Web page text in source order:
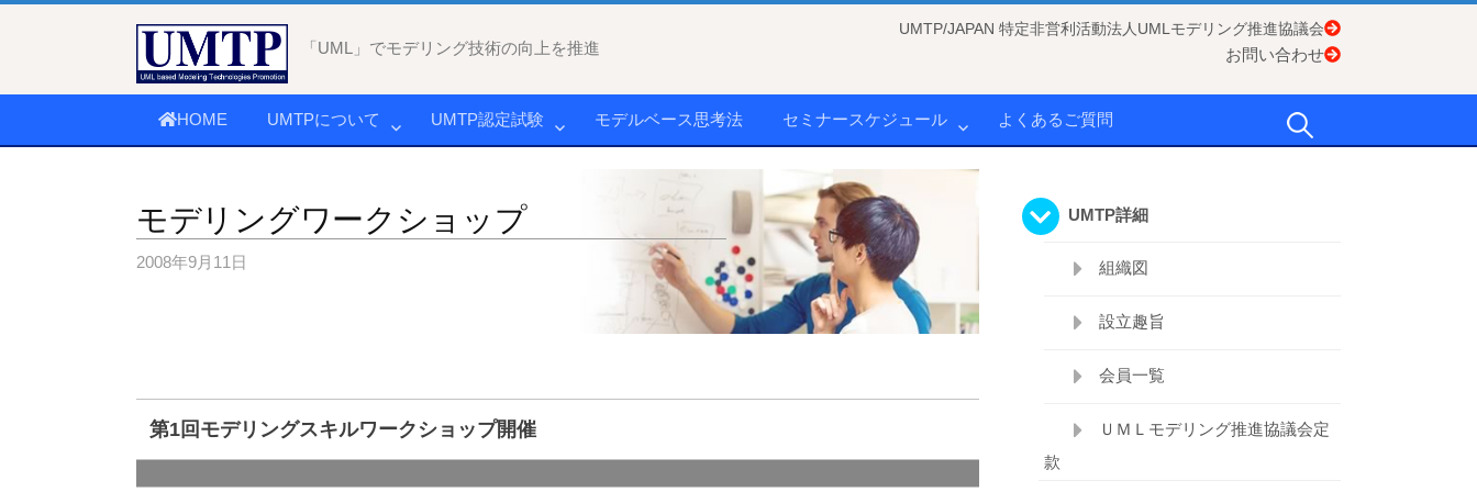
「UML」でモデリング技術の向上を推進
UMTP/JAPAN 特定非営利活動法人UMLモデリング推進協議会
お問い合わせ
HOME UMTPについて UMTP認定試験 モデルベース思考法 セミナースケジュール よくあるご質問 検
モデリングワークショップ
2008年9月11日
第1回モデリングスキルワークショップ開催
UMTP詳細
組織図
設立趣旨
会員一覧
ＵＭＬモデリング推進協議会定
款